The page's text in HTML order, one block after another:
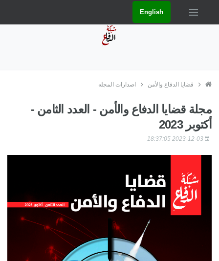
English
قضايا الدفاع والأمن اصدارات المجله
مجلة قضايا الدفاع والأمن - العدد الثامن -
أكتوبر 2023